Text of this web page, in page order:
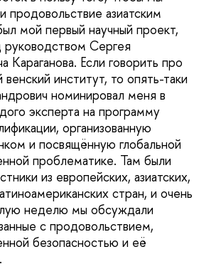
продовольствие азиатским
мой первый научный проект,
Сергея
Караганова. Если говорить про
институт, то опять-таки
номинировал меня в
эксперта на программу
организованную
и посвящённую глобальной
проблематике. Там были
из европейских, азиатских,
стран, и очень
неделю мы обсуждали
с продовольствием,
безопасностью и её